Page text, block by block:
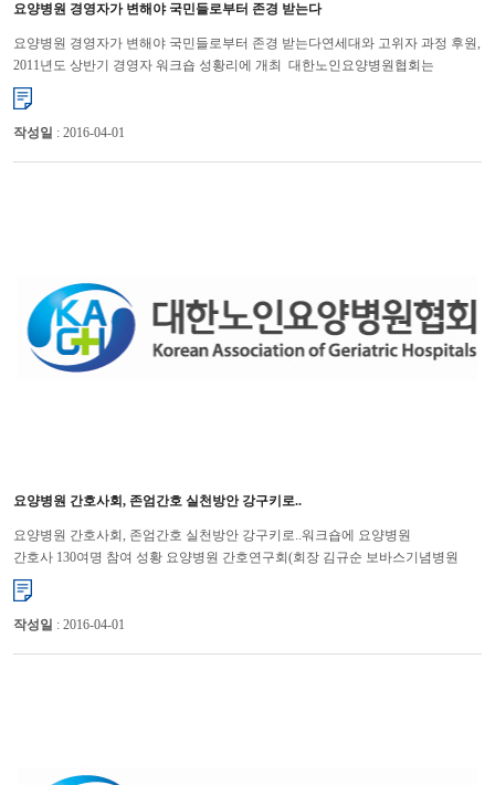
요양병원 경영자가 변해야 국민들로부터 존경 받는다
요양병원 경영자가 변해야 국민들로부터 존경 받는다연세대와 고위자 과정 후원,
2011년도 상반기 경영자 워크숍 성황리에 개최 대한노인요양병원협회는
고령화시대 정책방향, 요양병원 경영자들의 성공적인 경영...
작성일 : 2016-04-01
요양병원 간호사회, 존엄간호 실천방안 강구키로..
요양병원 간호사회, 존엄간호 실천방안 강구키로..워크숍에 요양병원
간호사 130여명 참여 성황 요양병원 간호연구회(회장 김규순 보바스기념병원
간호부장)가 인간 존엄성 확립에 발 벗고 나서기로 했다. 대한노...
작성일 : 2016-04-01